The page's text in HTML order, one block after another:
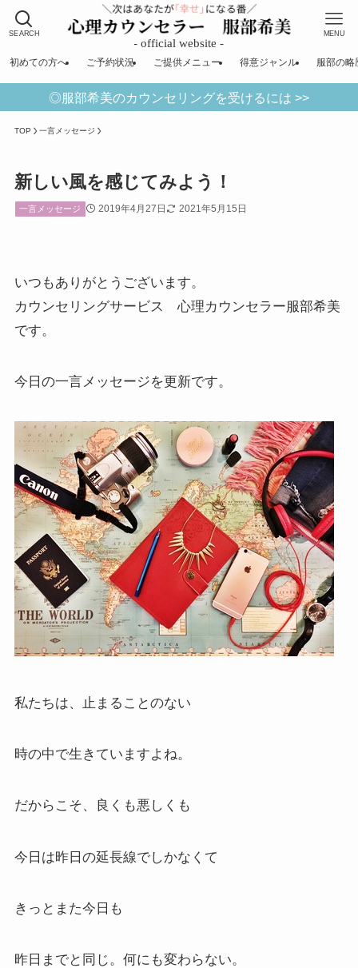
SEARCH MENU
初めての方へ ご予約状況 ご提供メニュー 得意ジャンル 服部の略
◎服部希美のカウンセリングを受けるには >>
TOP 一言メッセージ
新しい風を感じてみよう！
一言メッセージ 2019年4月27日 2021年5月15日
いつもありがとうございます。
カウンセリングサービス 心理カウンセラー服部希美
です。
今日の一言メッセージを更新です。
私たちは、止まることのない
時の中で生きていますよね。
だからこそ、良くも悪しくも
今日は昨日の延長線でしかなくて
きっとまた今日も
昨日までと同じ。何にも変わらない。